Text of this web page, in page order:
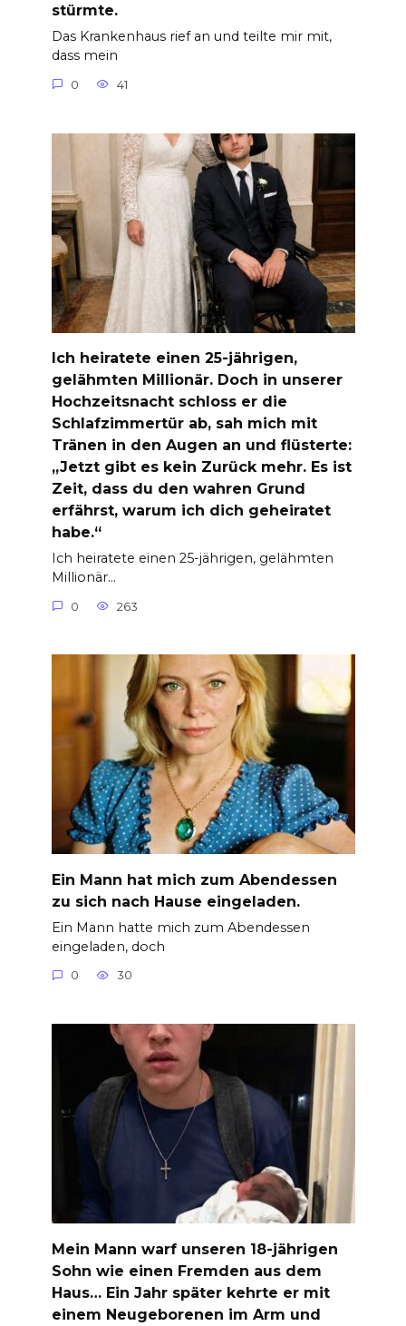
stürmte.
Das Krankenhaus rief an und teilte mir mit,
dass mein
0 41
Ich heiratete einen 25-jährigen,
gelähmten Millionär. Doch in unserer
Hochzeitsnacht schloss er die
Schlafzimmertür ab, sah mich mit
Tränen in den Augen an und flüsterte:
„Jetzt gibt es kein Zurück mehr. Es ist
Zeit, dass du den wahren Grund
erfährst, warum ich dich geheiratet
habe.“
Ich heiratete einen 25-jährigen, gelähmten
Millionär…
0 263
Ein Mann hat mich zum Abendessen
zu sich nach Hause eingeladen.
Ein Mann hatte mich zum Abendessen
eingeladen, doch
0 30
Mein Mann warf unseren 18-jährigen
Sohn wie einen Fremden aus dem
Haus… Ein Jahr später kehrte er mit
einem Neugeborenen im Arm und